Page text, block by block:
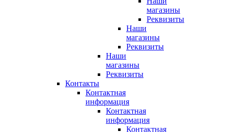
магазины
Реквизиты
Наши
магазины
Реквизиты
Наши
магазины
Реквизиты
Контакты
Контактная
информация
Контактная
информация
Контактная